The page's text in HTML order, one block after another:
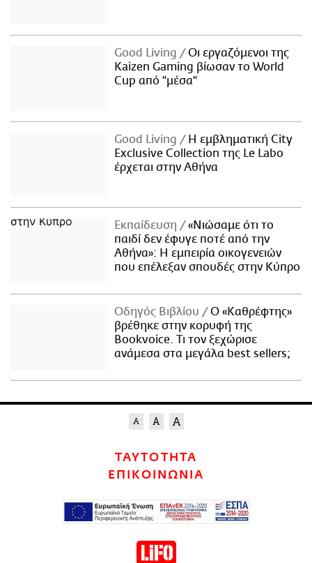
Good Living
Οι εργαζόμενοι της
Kaizen Gaming βίωσαν το World
Cup από "μέσα"
Good Living
Η εμβληματική City
Exclusive Collection της Le Labo
έρχεται στην Αθήνα
Εκπαίδευση
«Νιώσαμε ότι το
παιδί δεν έφυγε ποτέ από την
Αθήνα»: Η εμπειρία οικογενειών
που επέλεξαν σπουδές στην Κύπρο
Οδηγός Βιβλίου
Ο «Καθρέφτης»
βρέθηκε στην κορυφή της
Bookvoice. Τι τον ξεχώρισε
ανάμεσα στα μεγάλα best sellers;
ΤΑΥΤΟΤΗΤΑ
ΕΠΙΚΟΙΝΩΝΙΑ